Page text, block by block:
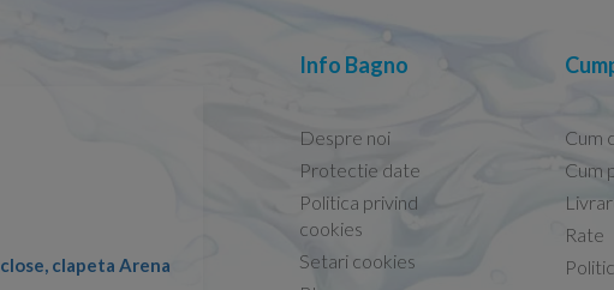
clapeta Arena
Conform descrierii!
13.02.2026
Info Bagno
Despre noi
Protectie date
Politica privind
cookies
Setari cookies
Cum
Cum
Rate